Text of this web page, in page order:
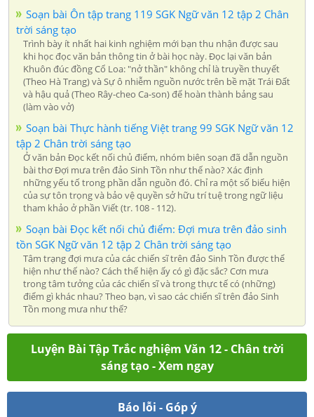
Soạn bài Ôn tập trang 119 SGK Ngữ văn 12 tập 2 Chân
trời sáng tạo
Trình bày ít nhất hai kinh nghiệm mới bạn thu nhận được sau
khi học đọc văn bản thông tin ở bài học này. Đọc lại văn bản
Khuôn đúc đồng Cổ Loa: "nở thần" không chỉ là truyền thuyết
(Theo Hà Trang) và Sự ô nhiễm nguồn nước trên bề mặt Trái Đất
và hậu quả (Theo Rây-cheo Ca-son) để hoàn thành bảng sau
(làm vào vở)
Soạn bài Thực hành tiếng Việt trang 99 SGK Ngữ văn 12
tập 2 Chân trời sáng tạo
Ở văn bản Đọc kết nối chủ điểm, nhóm biên soạn đã dẫn nguồn
bài thơ Đợi mưa trên đảo Sinh Tồn như thế nào? Xác định
những yếu tố trong phần dẫn nguồn đó. Chỉ ra một số biểu hiện
của sự tôn trọng và bảo vệ quyền sở hữu trí tuệ trong ngữ liệu
tham khảo ở phần Viết (tr. 108 - 112).
Soạn bài Đọc kết nối chủ điểm: Đợi mưa trên đảo sinh
tồn SGK Ngữ văn 12 tập 2 Chân trời sáng tạo
Tâm trạng đợi mưa của các chiến sĩ trên đảo Sinh Tồn được thể
hiện như thế nào? Cách thể hiện ấy có gì đặc sắc? Cơn mưa
trong tâm tưởng của các chiến sĩ và trong thực tế có (những)
điểm gì khác nhau? Theo bạn, vì sao các chiến sĩ trên đảo Sinh
Tồn mong mưa như thế?
Luyện Bài Tập Trắc nghiệm Văn 12 - Chân trời
sáng tạo - Xem ngay
Báo lỗi - Góp ý